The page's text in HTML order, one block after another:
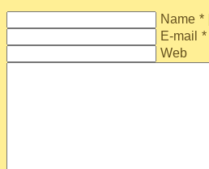
Name *
E-mail *
Web